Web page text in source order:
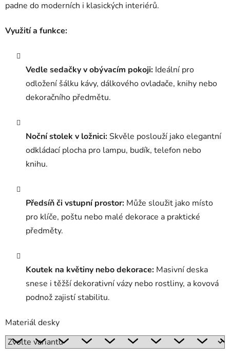
padne do moderních i klasických interiérů.
Využití a funkce:
Vedle sedačky v obývacím pokoji: Ideální pro
odložení šálku kávy, dálkového ovladače, knihy nebo
dekoračního předmětu.
Noční stolek v ložnici:Skvěle poslouží jako elegantní
odkládací plocha pro lampu, budík, telefon nebo
knihu.
Předsíň či vstupní prostor: Může sloužit jako místo
pro klíče, poštu nebo malé dekorace a praktické
předměty.
Koutek na květiny nebo dekorace: Masivní deska
snese i těžší dekorativní vázy nebo rostliny, a kovová
podnož zajistí stabilitu.
Materiál desky